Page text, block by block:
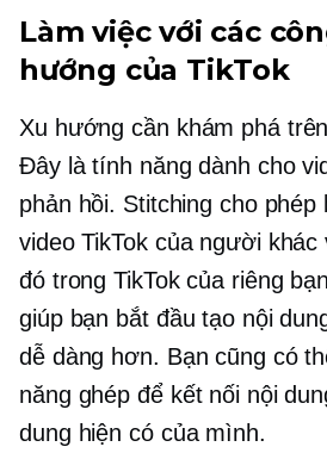
Làm việc với các
hướng của TikTok
Xu hướng cần khám phá trên
Đây là tính năng dành cho
phản hồi. Stitching cho phép
video TikTok của người
đó trong TikTok của riêng
giúp bạn bắt đầu tạo nội
dễ dàng hơn. Bạn cũng có
năng ghép để kết nối nội
dung hiện có của mình.